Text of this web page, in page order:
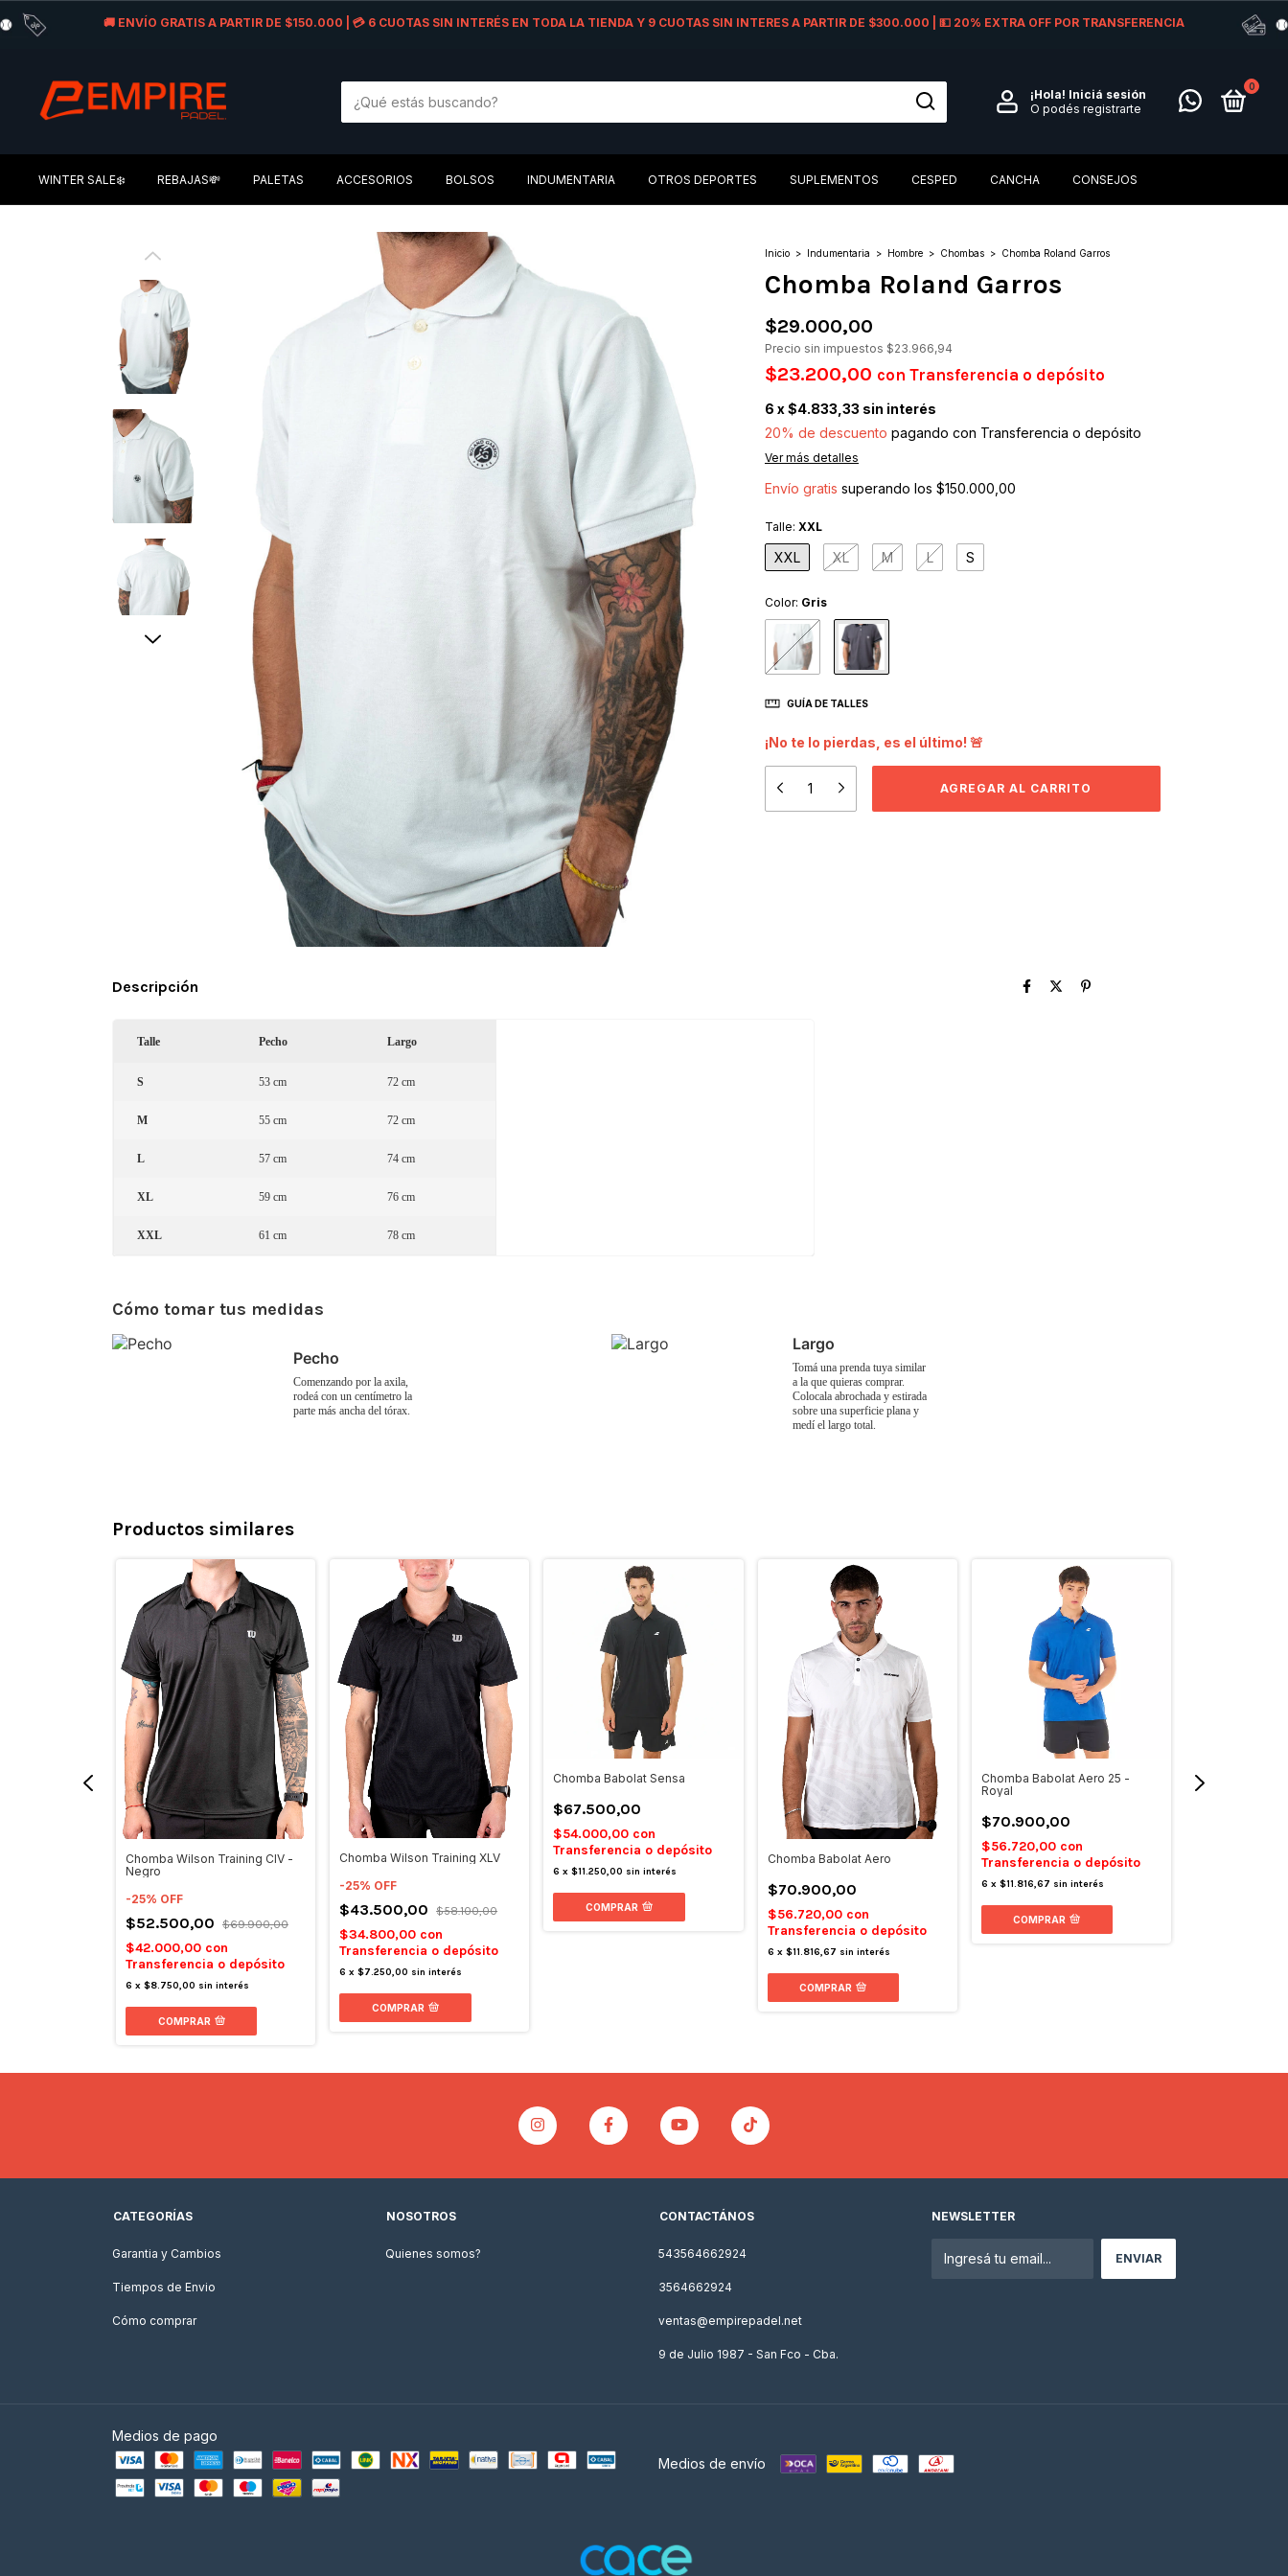
🚚 ENVÍO GRATIS A PARTIR DE $150.000 | 💳 6 CUOTAS SIN INTERÉS EN TODA LA TIENDA Y 9 CUOTAS SIN INTERES A PARTIR DE $300.000 | 💵 20% EXTRA OFF POR TRANSFERENCIA
¡Hola! Iniciá sesión
O podés registrarte
0
WINTER SALE❄️ REBAJAS💸 PALETAS ACCESORIOS BOLSOS INDUMENTARIA OTROS DEPORTES SUPLEMENTOS CESPED CANCHA CONSEJOS
Inicio > Indumentaria > Hombre > Chombas > Chomba Roland Garros
Chomba Roland Garros
$29.000,00
Precio sin impuestos $23.966,94
$23.200,00 con Transferencia o depósito
6 x$4.833,33 sin interés
20% de descuento pagando con Transferencia o depósito
Ver más detalles
Envío gratis superando los $150.000,00
Talle: XXL
XXL XL M L S
Color: Gris
GUÍA DE TALLES
¡No te lo pierdas, es el último! 🚨
Descripción
Talle Pecho Largo
S 53 cm 72 cm
M 55 cm 72 cm
L 57 cm 74 cm
XL 59 cm 76 cm
XXL 61 cm 78 cm
Cómo tomar tus medidas
Pecho
Comenzando por la axila,
rodeá con un centímetro la
parte más ancha del tórax.
Largo
Tomá una prenda tuya similar
a la que quieras comprar.
Colocala abrochada y estirada
sobre una superficie plana y
medí el largo total.
Productos similares
Chomba Wilson Training CIV -
Negro
-25% OFF
$52.500,00 $69.900,00
$42.000,00 con
Transferencia o depósito
6 x $8.750,00 sin interés
COMPRAR
Chomba Wilson Training XLV
-25% OFF
$43.500,00 $58.100,00
$34.800,00 con
Transferencia o depósito
6 x$7.250,00 sin interés
COMPRAR
Chomba Babolat Sensa
$67.500,00
$54.000,00 con
Transferencia o depósito
6 x$11.250,00 sin interés
COMPRAR
Chomba Babolat Aero
$70.900,00
$56.720,00 con
Transferencia o depósito
6 x $11.816,67 sin interés
COMPRAR
Chomba Babolat Aero 25 -
Royal
$70.900,00
$56.720,00 con
Transferencia o depósito
6 x $11.816,67 sin interés
COMPRAR
CATEGORÍAS
Garantia y Cambios
Tiempos de Envio
Cómo comprar
NOSOTROS
Quienes somos?
CONTACTÁNOS
543564662924
3564662924
ventas@empirepadel.net
9 de Julio 1987 - San Fco - Cba.
NEWSLETTER
Medios de pago
Medios de envío